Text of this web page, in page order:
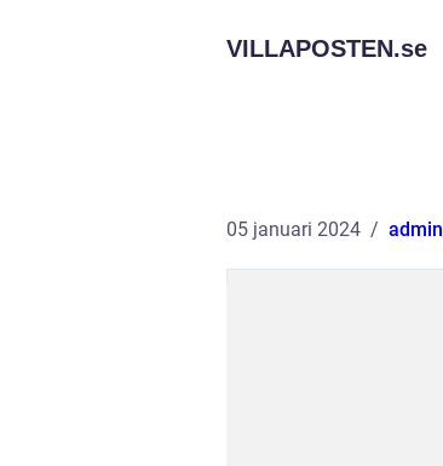
VILLAPOSTEN.se
05 januari 2024 admin